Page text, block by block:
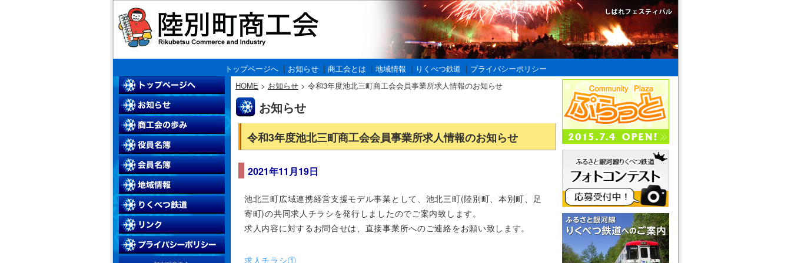
トップページへ| お知らせ| 商工会とは | 地域情報 | りくべつ鉄道 | プライバシーポリシー
HOME > お知らせ> 令和3年度池北三町商工会会員事業所求人情報のお知らせ
お知らせ
令和3年度池北三町商工会会員事業所求人情報のお知らせ
2021年11月19日
池北三町広域連携経営支援モデル事業として、池北三町(陸別町、本別町、足
寄町)の共同求人チラシを発行しましたのでご案内致します。
求人内容に対するお問合せは、直接事業所へのご連絡をお願い致します。
求人チラシ①